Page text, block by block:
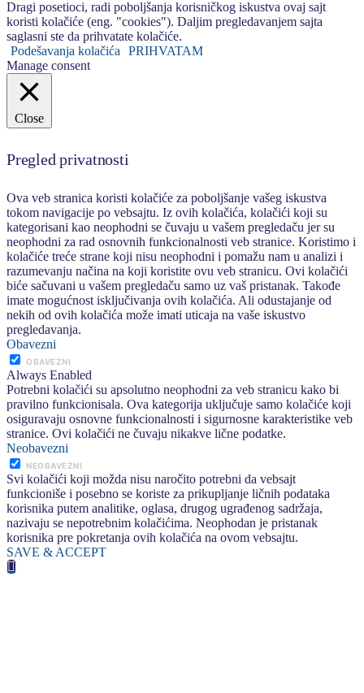
Dragi posetioci, radi poboljšanja korisničkog iskustva ovaj sajt
koristi kolačiće (eng. "cookies"). Daljim pregledavanjem sajta
saglasni ste da prihvatate kolačiće.
Podešavanja kolačića
PRIHVATAM
Manage consent
Close
Pregled privatnosti
Ova veb stranica koristi kolačiće za poboljšanje vašeg iskustva
tokom navigacije po vebsajtu. Iz ovih kolačića, kolačići koji su
kategorisani kao neophodni se čuvaju u vašem pregledaču jer su
neophodni za rad osnovnih funkcionalnosti veb stranice. Koristimo i
kolačiće treće strane koji nisu neophodni i pomažu nam u analizi i
razumevanju načina na koji koristite ovu veb stranicu. Ovi kolačići
biće sačuvani u vašem pregledaču samo uz vaš pristanak. Takođe
imate mogućnost isključivanja ovih kolačića. Ali odustajanje od
nekih od ovih kolačića može imati uticaja na vaše iskustvo
pregledavanja.
Obavezni
OBAVEZNI
Always Enabled
Potrebni kolačići su apsolutno neophodni za veb stranicu kako bi
pravilno funkcionisala. Ova kategorija uključuje samo kolačiće koji
osiguravaju osnovne funkcionalnosti i sigurnosne karakteristike veb
stranice. Ovi kolačići ne čuvaju nikakve lične podatke.
Neobavezni
NEOBAVEZNI
Svi kolačići koji možda nisu naročito potrebni da vebsajt
funkcioniše i posebno se koriste za prikupljanje ličnih podataka
korisnika putem analitike, oglasa, drugog ugrađenog sadržaja,
nazivaju se nepotrebnim kolačićima. Neophodan je pristanak
korisnika pre pokretanja ovih kolačića na ovom vebsajtu.
SAVE & ACCEPT